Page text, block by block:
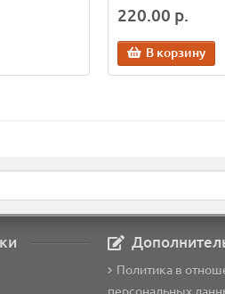
220.00 р.
В корзину
Политика в